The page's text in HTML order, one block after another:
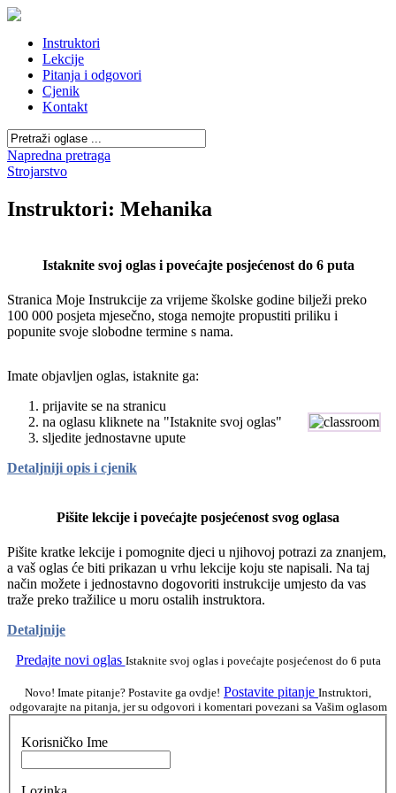
Instruktori
Lekcije
Pitanja i odgovori
Cjenik
Kontakt
Napredna pretraga
Strojarstvo
Instruktori: Mehanika
Istaknite svoj oglas i povećajte posjećenost do 6 puta
Stranica Moje Instrukcije za vrijeme školske godine bilježi preko
100 000 posjeta mjesečno, stoga nemojte propustiti priliku i
popunite svoje slobodne termine s nama.
Imate objavljen oglas, istaknite ga:
prijavite se na stranicu
na oglasu kliknete na "Istaknite svoj oglas"
sljedite jednostavne upute
Detaljniji opis i cjenik
Pišite lekcije i povećajte posjećenost svog oglasa
Pišite kratke lekcije i pomognite djeci u njihovoj potrazi za znanjem,
a vaš oglas će biti prikazan u vrhu lekcije koju ste napisali. Na taj
način možete i jednostavno dogovoriti instrukcije umjesto da vas
traže preko tražilice u moru ostalih instruktora.
Detaljnije
Predajte novi oglas Istaknite svoj oglas i povećajte posjećenost do 6 puta
Novo! Imate pitanje? Postavite ga ovdje! Postavite pitanje Instruktori,
odgovarajte na pitanja, jer su odgovori i komentari povezani sa Vašim oglasom
Korisničko Ime